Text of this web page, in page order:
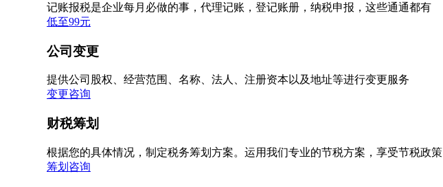
记账报税是企业每月必做的事，代理记账，登记账册，纳税申报，这些通通都有
低至99元
公司变更
提供公司股权、经营范围、名称、法人、注册资本以及地址等进行变更服务
变更咨询
财税筹划
根据您的具体情况，制定税务筹划方案。运用我们专业的节税方案，享受节税政策
筹划咨询